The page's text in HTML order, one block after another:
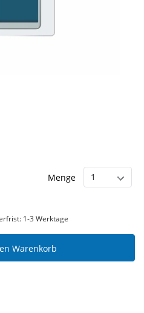
Menge
1-3 Werktage
Warenkorb